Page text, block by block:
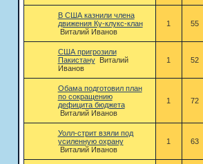
В США казнили члена
движения Ку-клукс-клан
Виталий Иванов
1 55
США пригрозили
Пакистану
Виталий
Иванов
1 52
Обама подготовил план
по сокращению
дефицита бюджета
Виталий Иванов
1 72
Уолл-стрит взяли под
усиленную охрану
Виталий Иванов
1 63